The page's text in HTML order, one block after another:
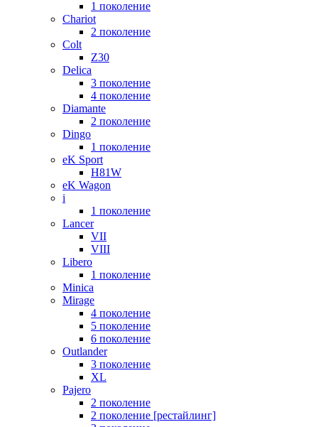
1 поколение
Chariot
2 поколение
Colt
Z30
Delica
3 поколение
4 поколение
Diamante
2 поколение
Dingo
1 поколение
eK Sport
H81W
eK Wagon
i
1 поколение
Lancer
VII
VIII
Libero
1 поколение
Minica
Mirage
4 поколение
5 поколение
6 поколение
Outlander
3 поколение
XL
Pajero
2 поколение
2 поколение [рестайлинг]